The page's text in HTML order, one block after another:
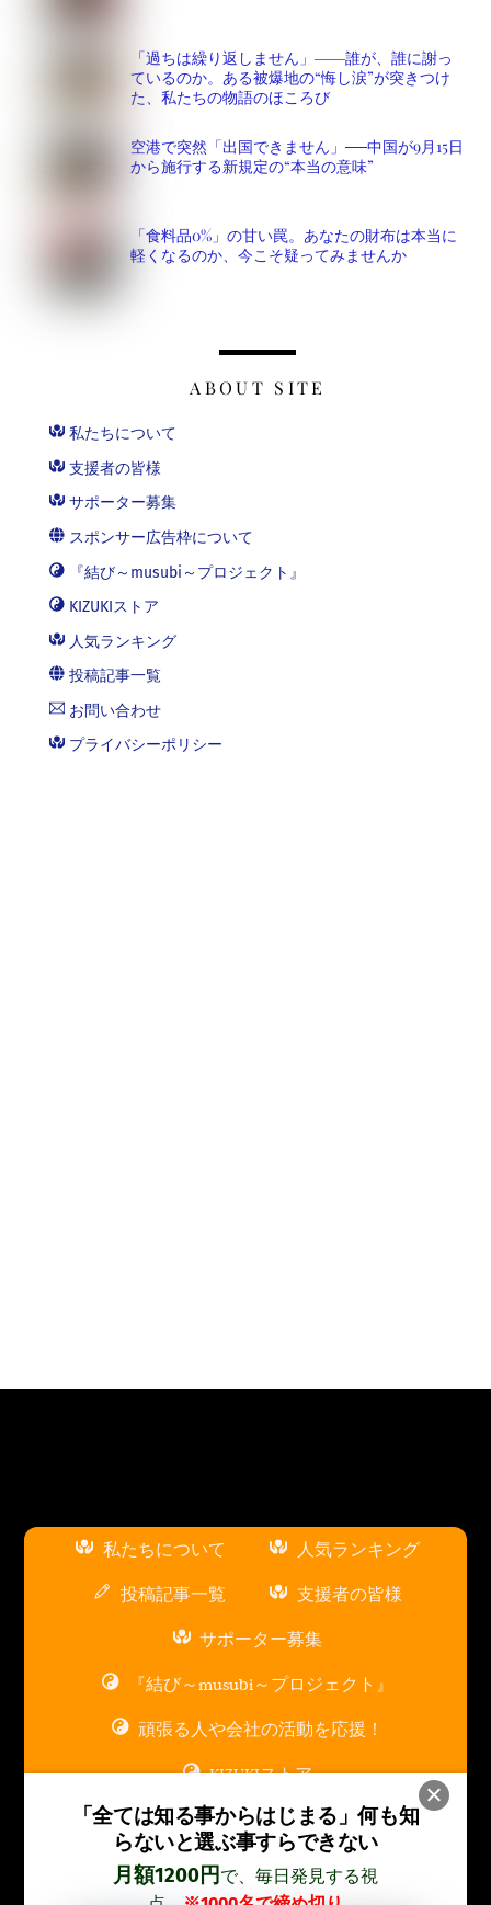
「過ちは繰り返しません」――誰が、誰に謝っ
ているのか。ある被爆地の“悔し涙”が突きつけ
た、私たちの物語のほころび
空港で突然「出国できません」──中国が9月15日
から施行する新規定の“本当の意味”
「食料品0%」の甘い罠。あなたの財布は本当に
軽くなるのか、今こそ疑ってみませんか
ABOUT SITE
私たちについて
支援者の皆様
サポーター募集
スポンサー広告枠について
『結び～musubi～プロジェクト』
KIZUKIストア
人気ランキング
投稿記事一覧
お問い合わせ
プライバシーポリシー
私たちについて 人気ランキング
投稿記事一覧 支援者の皆様
サポーター募集
『結び～musubi～プロジェクト』
頑張る人や会社の活動を応援！
KIZUKIストア
スポンサー広告枠について
お問い合わせ
「全ては知る事からはじまる」何も知
らないと選ぶ事すらできない
月額1200円 で、毎日発見する視